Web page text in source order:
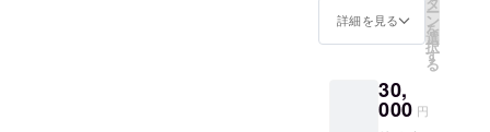
様との
メール
で連絡
は、Z世
加券や
書籍
「リメ
枚 ・交
流会参
加券1枚
「リメ
イク採
用」1冊
詳細を見る ー
ン
を
選
択
す
る
30,
000 円